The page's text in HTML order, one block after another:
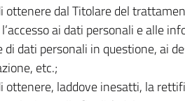
ottenere dal Titolare del
ai dati personali e alle
di dati personali in questione, ai
etc.;
ottenere, laddove inesatti, la